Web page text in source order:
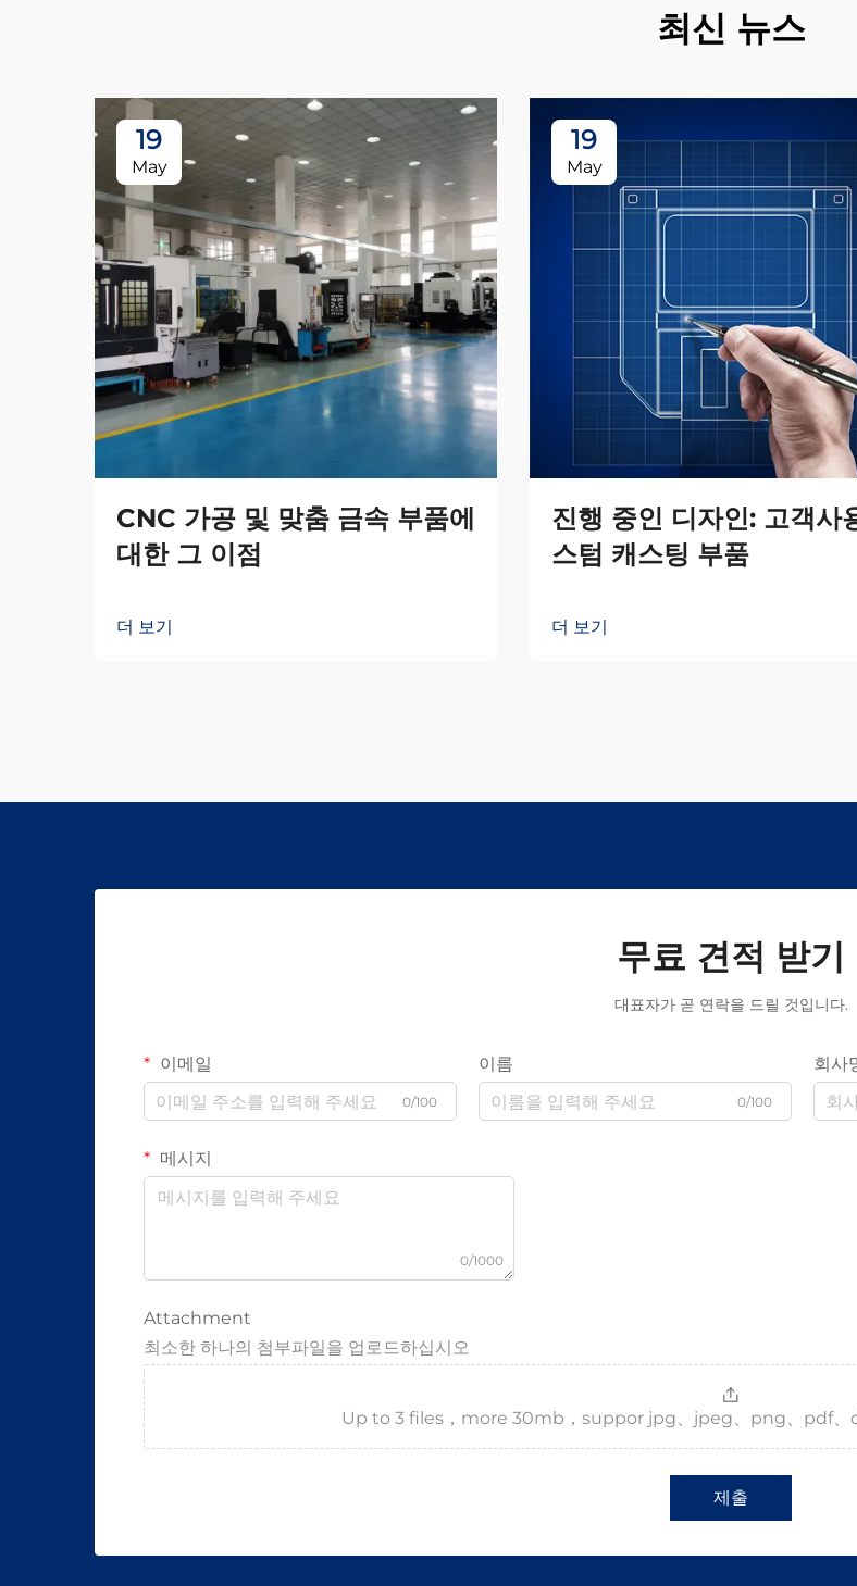
최신 뉴스
19
May
CNC 가공 및 맞춤 금속 부품에
대한 그 이점
더 보기
19
May
진행 중인 디자인: 고객사
스텀 캐스팅 부품
더 보기
무료 견적 받기
대표자가 곧 연락을 드릴 것입니다.
이메일
0/100
이름
0/100
회사
메시지
0/1000
Attachment
최소한 하나의 첨부파일을 업로드하십시오
Up to 3 files，more 30mb，suppor jpg、jpeg、png、pdf、
제출